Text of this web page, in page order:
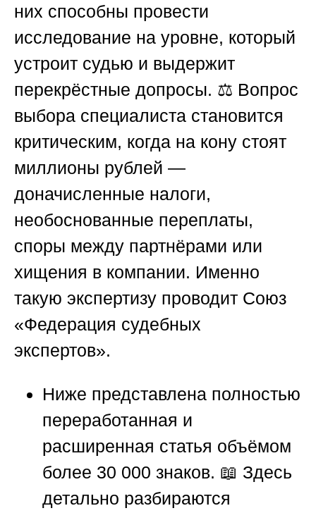
них способны провести
исследование на уровне, который
устроит судью и выдержит
перекрёстные допросы. ⚖️ Вопрос
выбора специалиста становится
критическим, когда на кону стоят
миллионы рублей —
доначисленные налоги,
необоснованные переплаты,
споры между партнёрами или
хищения в компании. Именно
такую экспертизу проводит Союз
«Федерация судебных
экспертов».
Ниже представлена полностью
переработанная и
расширенная статья объёмом
более 30 000 знаков. 📖 Здесь
детально разбираются